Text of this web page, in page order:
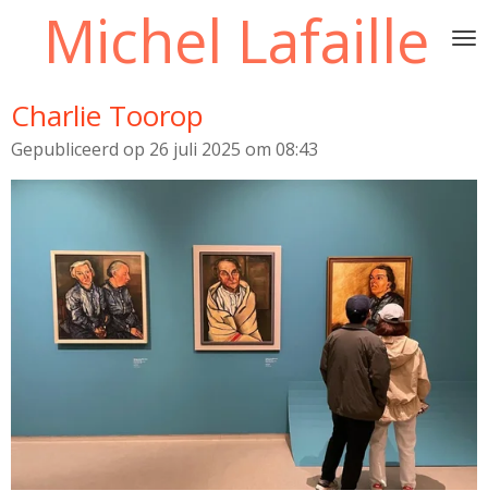
hoofdinhoud
Michel Lafaille
Charlie Toorop
Gepubliceerd op 26 juli 2025 om 08:43